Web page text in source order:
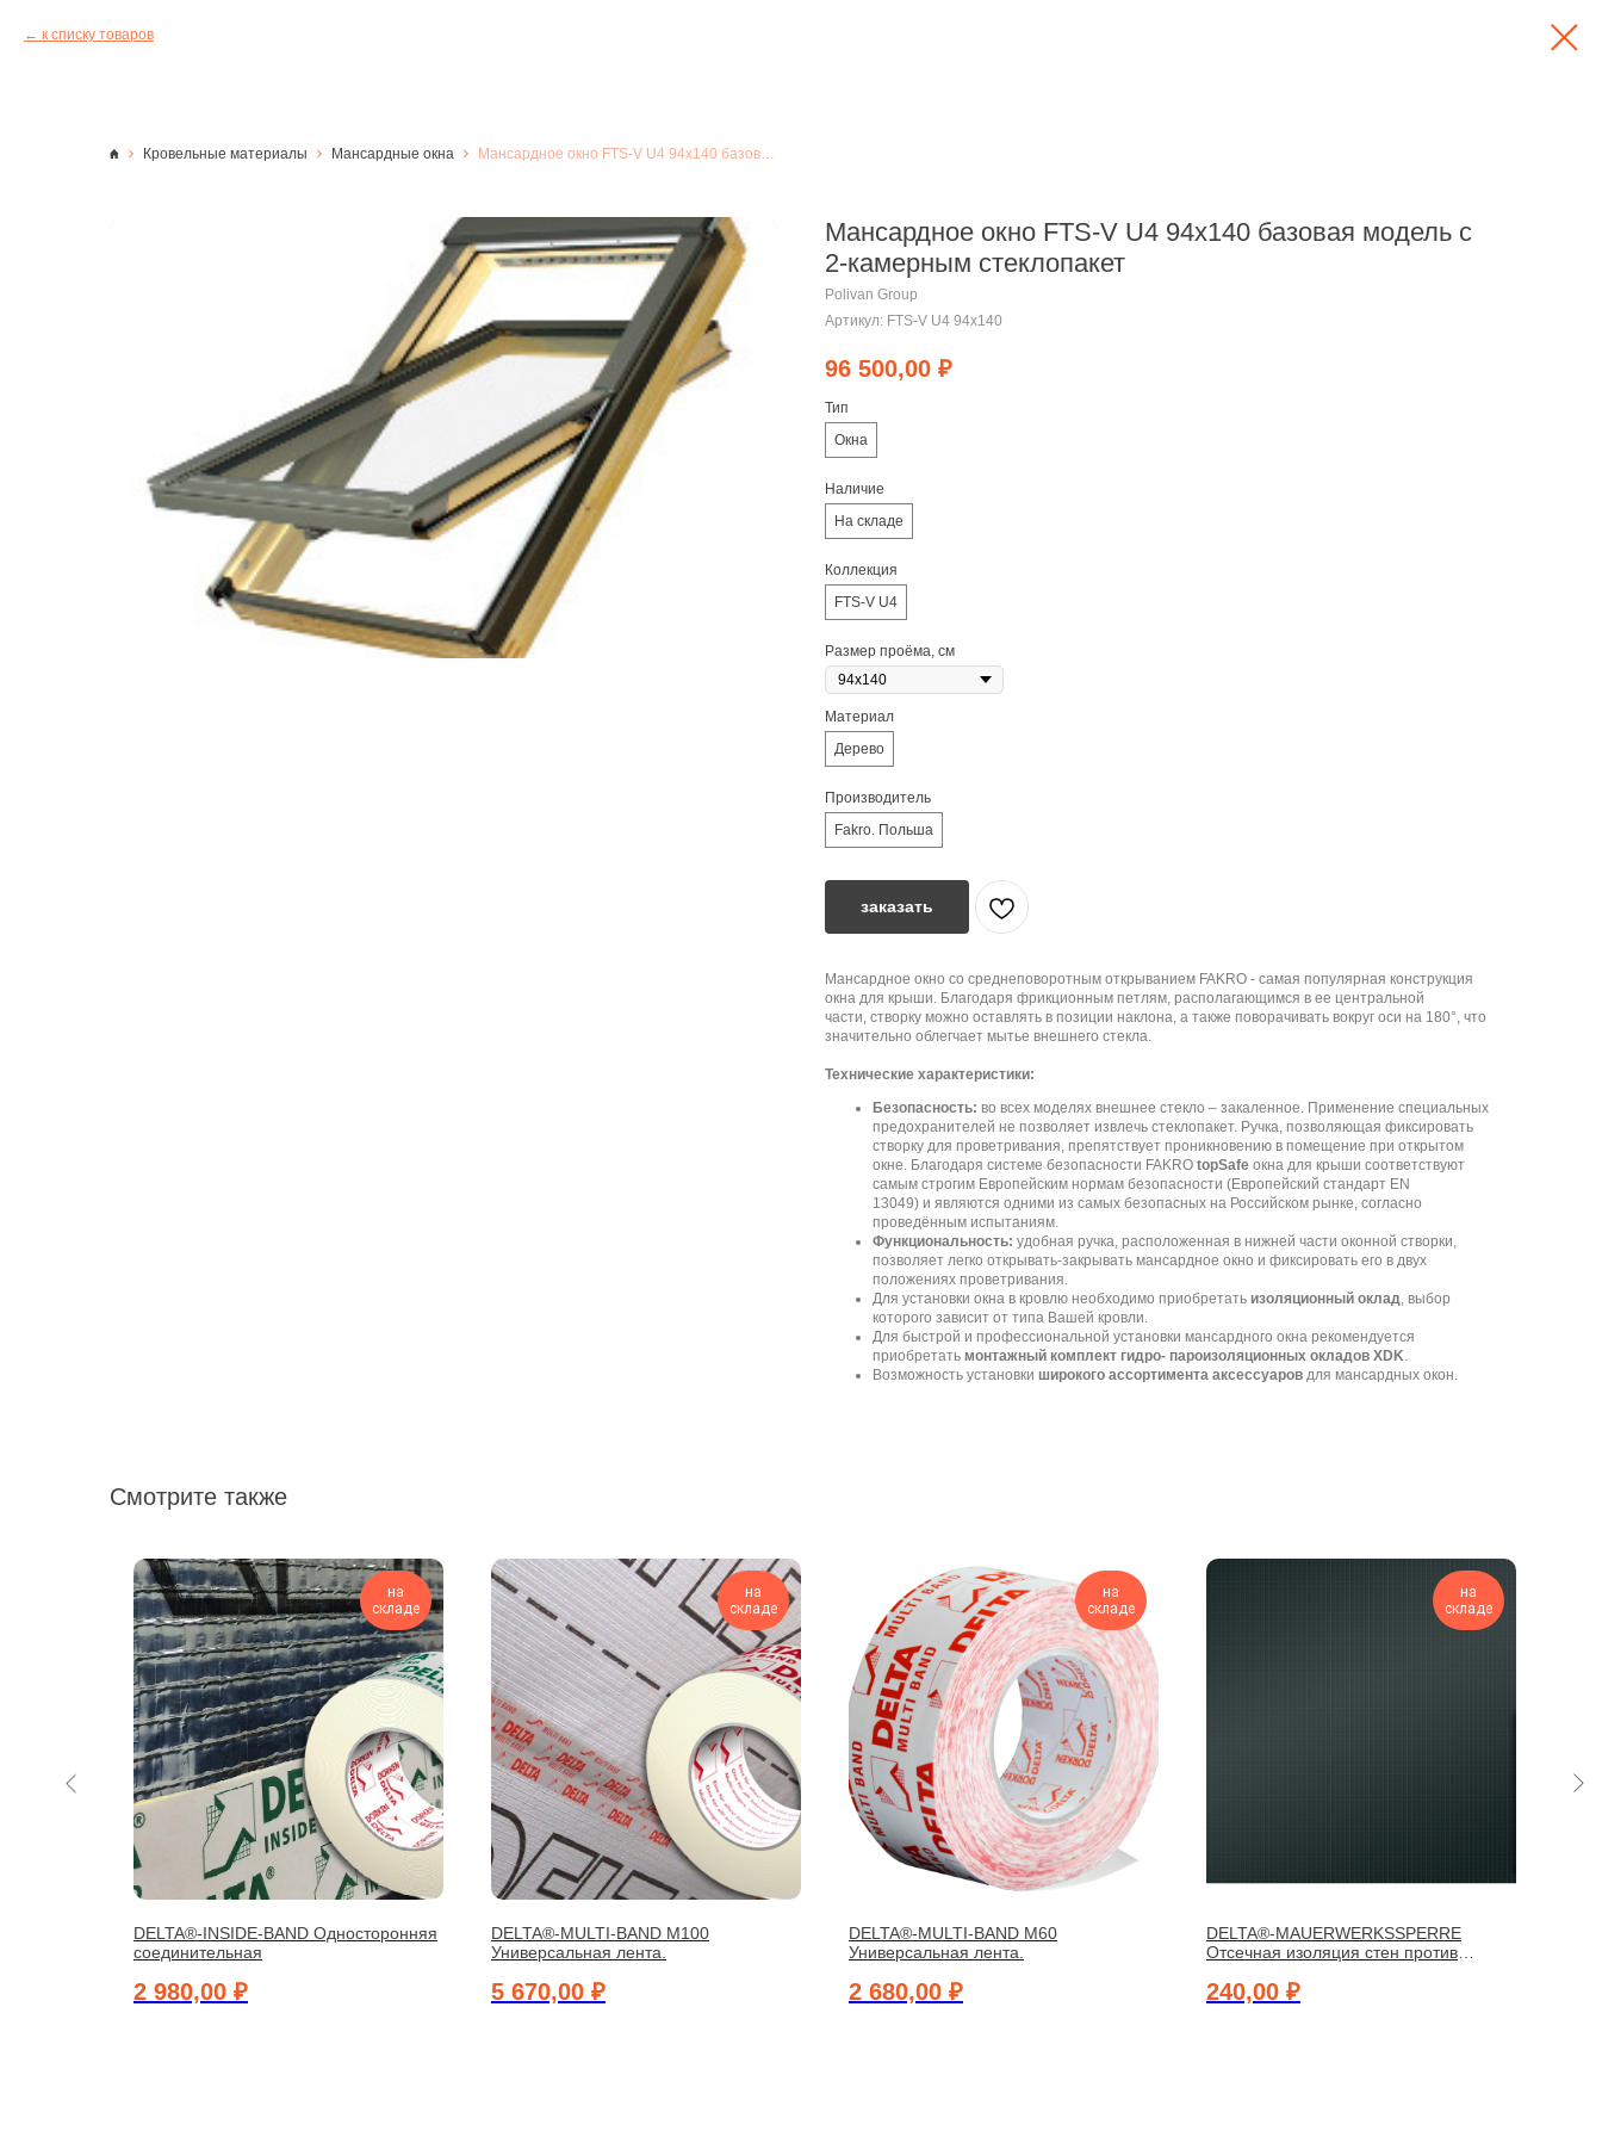
к списку товаров
Кровельные материалы Мансардные окна
Мансардное окно FTS-V U4 94х140 базовая модель с
2-камерным стеклопакет
Polivan Group
Артикул: FTS-V U4 94x140
96 500,00 ₽
Тип
Окна
Наличие
На складе
Коллекция
FTS-V U4
Размер проёма, см
Материал
Дерево
Производитель
Fakro. Польша
заказать
Мансардное окно со среднеповоротным открыванием FAKRO - самая популярная конструкция
окна для крыши. Благодаря фрикционным петлям, располагающимся в ее центральной
части, створку можно оставлять в позиции наклона, а также поворачивать вокруг оси на 180°, что
значительно облегчает мытье внешнего стекла.
Технические характеристики:
Безопасность: во всех моделях внешнее стекло – закаленное. Применение специальных
предохранителей не позволяет извлечь стеклопакет. Ручка, позволяющая фиксировать
створку для проветривания, препятствует проникновению в помещение при открытом
окне. Благодаря системе безопасности FAKRO topSafe окна для крыши соответствуют
самым строгим Европейским нормам безопасности (Европейский стандарт EN
13049) и являются одними из самых безопасных на Российском рынке, согласно
проведённым испытаниям.
Функциональность: удобная ручка, расположенная в нижней части оконной створки,
позволяет легко открывать-закрывать мансардное окно и фиксировать его в двух
положениях проветривания.
Для установки окна в кровлю необходимо приобретать изоляционный оклад, выбор
которого зависит от типа Вашей кровли.
Для быстрой и профессиональной установки мансардного окна рекомендуется
приобретать монтажный комплект гидро- пароизоляционных окладов XDK.
Возможность установки широкого ассортимента аксессуаров для мансардных окон.
Смотрите также
на
складе
DELTA®-INSIDE-BAND Односторонняя
соединительная
2 980,00 ₽
на
складе
DELTA®-MULTI-BAND М100
Универсальная лента.
5 670,00 ₽
на
складе
DELTA®-MULTI-BAND М60
Универсальная лента.
2 680,00 ₽
на
складе
DELTA®-MAUERWERKSSPERRE
Отсечная изоляция стен против
240,00 ₽